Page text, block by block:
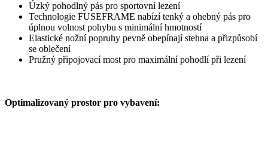
Úzký pohodlný pás pro sportovní lezení
Technologie FUSEFRAME nabízí tenký a ohebný pás pro
úplnou volnost pohybu s minimální hmotností
Elastické nožní popruhy pevně obepínají stehna a přizpůsobí
se oblečení
Pružný připojovací most pro maximální pohodlí při lezení
Optimalizovaný prostor pro vybavení: